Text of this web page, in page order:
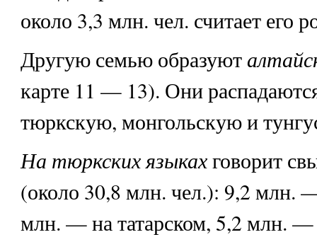
около 3,3 млн. чел. считает его
Другую семью образуют
карте 11 — 13). Они
тюркскую, монгольскую и
На тюркских языкахговорит
(около 30,8 млн. чел.): 9,2 млн.
млн. — на татарском, 5,2 млн. —